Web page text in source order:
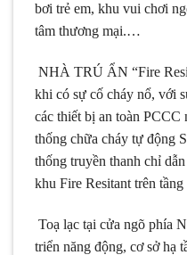
bơi trẻ em, khu vui chơi
tâm thương mại.…
NHÀ TRÚ ẨN “Fire
khi có sự cố cháy nổ, với
các thiết bị an toàn
thống chữa cháy tự động
thống truyền thanh chỉ
khu Fire Resitant trên tầng
Toạ lạc tại cửa ngõ phía
triển năng động, cơ sở hạ